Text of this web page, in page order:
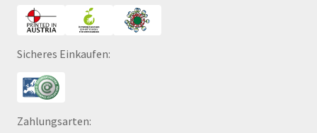
Sicheres Einkaufen:
Zahlungsarten: